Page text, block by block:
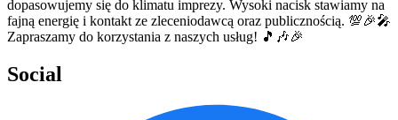
dopasowujemy się do klimatu imprezy. Wysoki nacisk stawiamy na
fajną energię i kontakt ze zleceniodawcą oraz publicznością. 💯🎉🎤
Zapraszamy do korzystania z naszych usług! 🎵🎶🎉
Social